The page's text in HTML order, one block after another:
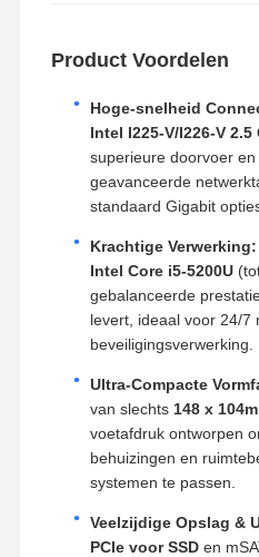
Product Voordelen
Hoge-snelheid
Intel I225-V/I226-V
superieure doorvoer
geavanceerde
standaard Gigabit
Krachtige Verwerking:
Intel Core i5-5200U
gebalanceerde
levert, ideaal voor 24/7
beveiligingsverwerking.
Ultra-Compacte
van slechts 148 x
voetafdruk ontworpen
behuizingen en
systemen te passen.
Veelzijdige Opslag &
PCIe voor SSDen